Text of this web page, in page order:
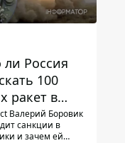
ли Россия
100
ракет в
делать
Валерий Боровик
санкции в
и зачем ей